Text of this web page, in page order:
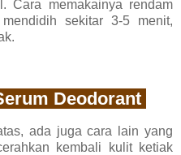
Cara memakainya rendam
sekitar 3-5 menit,
Deodorant
ada juga cara lain yang
kembali kulit ketiak